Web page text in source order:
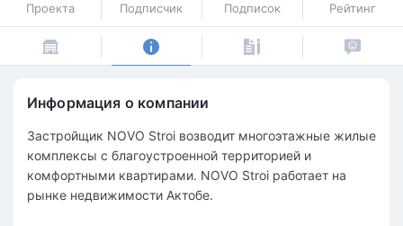
Проекта Подписчик Подписок Рейтинг
Информация о компании
Застройщик NOVO Stroi возводит многоэтажные жилые
комплексы с благоустроенной территорией и
комфортными квартирами. NOVO Stroi работает на
рынке недвижимости Актобе.